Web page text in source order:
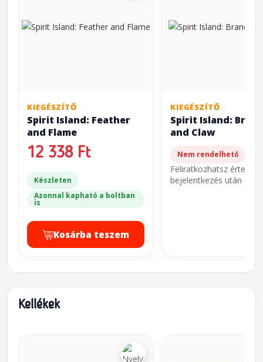
KIEGÉSZÍTŐ
Spirit Island: Feather
and Flame
12 338 Ft
Készleten
Azonnal kapható a boltban
is
Kosárba teszem
KIEGÉSZÍTŐ
Spirit Island:
and Claw
Nem rendelhető
Feliratkozhatsz
bejelentkezés után
Kellékek